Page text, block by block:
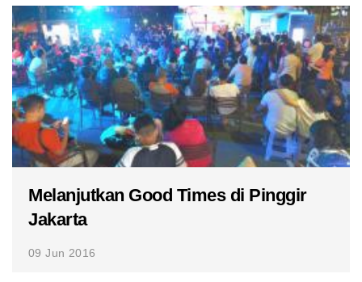
Melanjutkan Good Times di Pinggir
Jakarta
09 Jun 2016